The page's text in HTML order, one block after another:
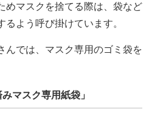
めマスクを捨てる際は、袋など
よう呼び掛けています。
んでは、マスク専用のゴミ袋を
マスク専用紙袋」